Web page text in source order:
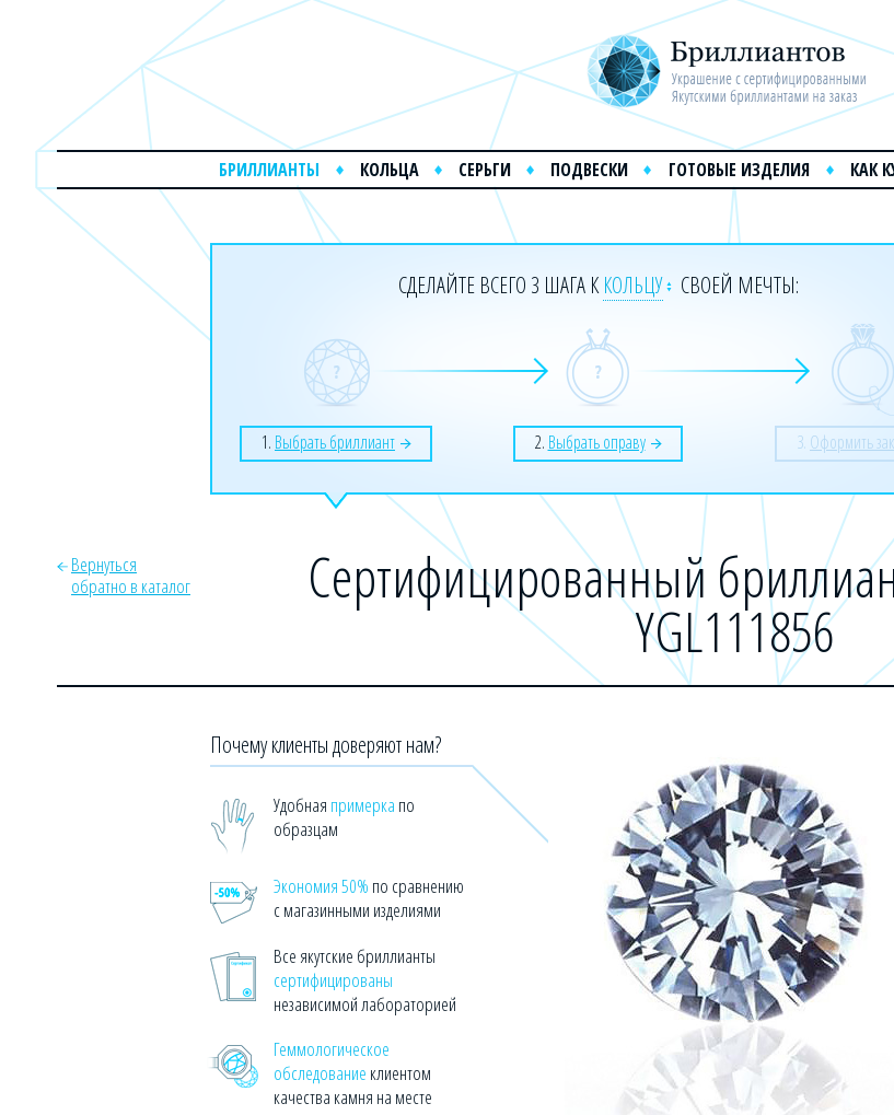
БРИЛЛИАНТЫ КОЛЬЦА СЕРЬГИ ПОДВЕСКИ ГОТОВЫЕ ИЗДЕЛИЯ КАК
СДЕЛАЙТЕ ВСЕГО 3 ШАГА ККОЛЬЦУ СВОЕЙ МЕЧТЫ:
1. Выбрать бриллиант 2. Выбрать оправу 3. Оформить
Вернуться
обратно в каталог
Сертифицированный
YGL111856
Почему клиенты доверяют нам?
Удобная примерка по
образцам
Экономия 50% по сравнению
с магазинными изделиями
Все якутские бриллианты
сертифицированы
независимой лабораторией
Геммологическое
обследование клиентом
качества камня на месте